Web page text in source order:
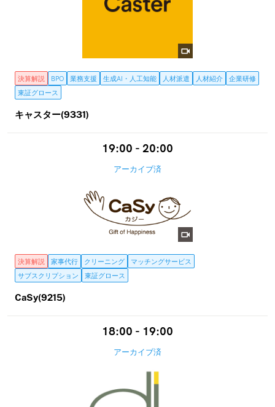
決算解説 BPO 業務支援 生成AI・人工知能 人材派遣 人材紹介
企業研修
東証グロース
キャスター(9331)
19:00 - 20:00
アーカイブ済
決算解説 家事代行 クリーニング
マッチングサービス
サブスクリプション
東証グロース
CaSy(9215)
18:00 - 19:00
アーカイブ済